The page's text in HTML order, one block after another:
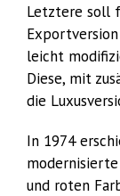
Letztere soll
leicht
Diese, mit
die
In 1974
und roten